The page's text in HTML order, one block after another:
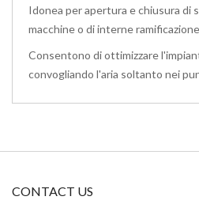
Idonea per apertura e chiusura di
macchine o di interne
Consentono di ottimizzare
convogliando l'aria soltanto nei
CONTACT US